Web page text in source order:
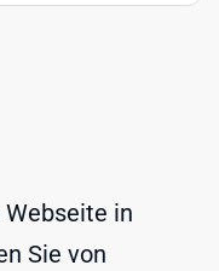
in
Sie von